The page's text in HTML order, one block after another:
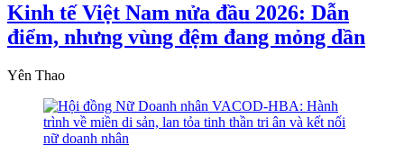
Kinh tế Việt Nam nửa đầu 2026: Dẫn
điểm, nhưng vùng đệm đang mỏng dần
Yên Thao